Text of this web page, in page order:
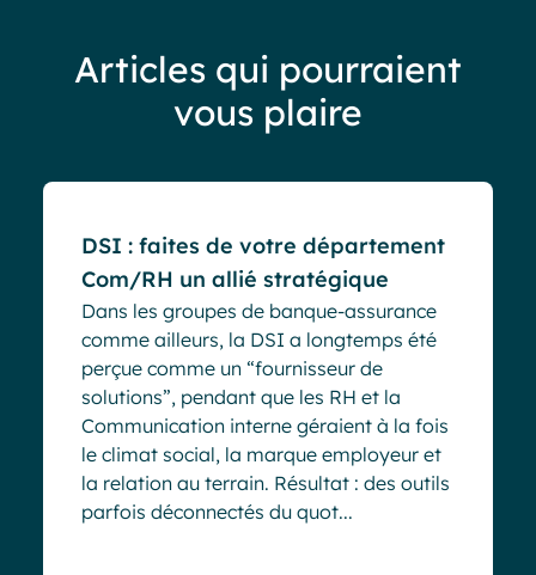
Articles qui pourraient
vous plaire
DSI : faites de votre département
Com/RH un allié stratégique
Dans les groupes de banque-assurance
comme ailleurs, la DSI a longtemps été
perçue comme un “fournisseur de
solutions”, pendant que les RH et la
Communication interne géraient à la fois
le climat social, la marque employeur et
la relation au terrain. Résultat : des outils
parfois déconnectés du quot...